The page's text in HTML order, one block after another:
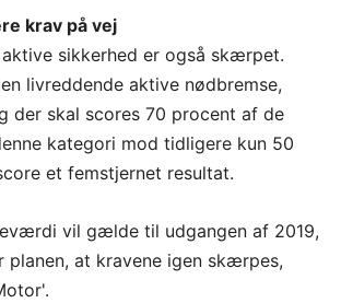
krav på vej
sikkerhed er også skærpet.
livreddende aktive nødbremse,
der skal scores 70 procent af de
kategori mod tidligere kun 50
et femstjernet resultat.
vil gælde til udgangen af 2019,
planen, at kravene igen skærpes,